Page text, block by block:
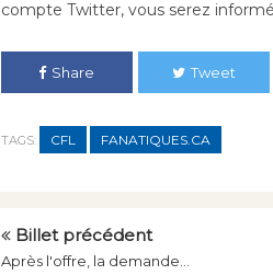
compte Twitter, vous serez informé
Share Tweet
TAGS: CFL FANATIQUES.CA
Billet précédent
Après l'offre, la demande...